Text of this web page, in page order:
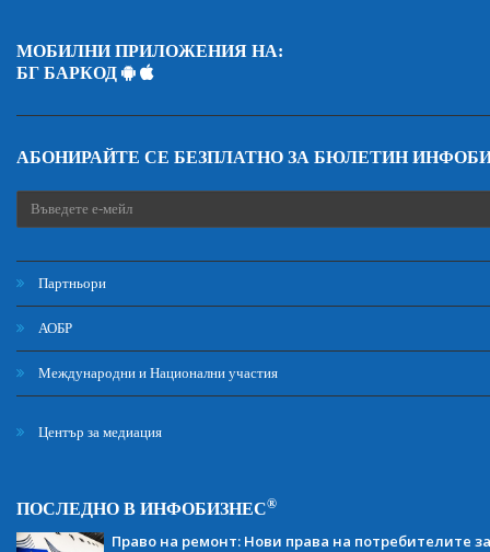
МОБИЛНИ ПРИЛОЖЕНИЯ НА:
БГ БАРКОД
АБОНИРАЙТЕ СЕ БЕЗПЛАТНО ЗА БЮЛЕТИН
Партньори
АОБР
Международни и Национални участия
Център за медиация
ПОСЛЕДНО В ИНФОБИЗНЕС®
Право на ремонт: Нови права на потребителите